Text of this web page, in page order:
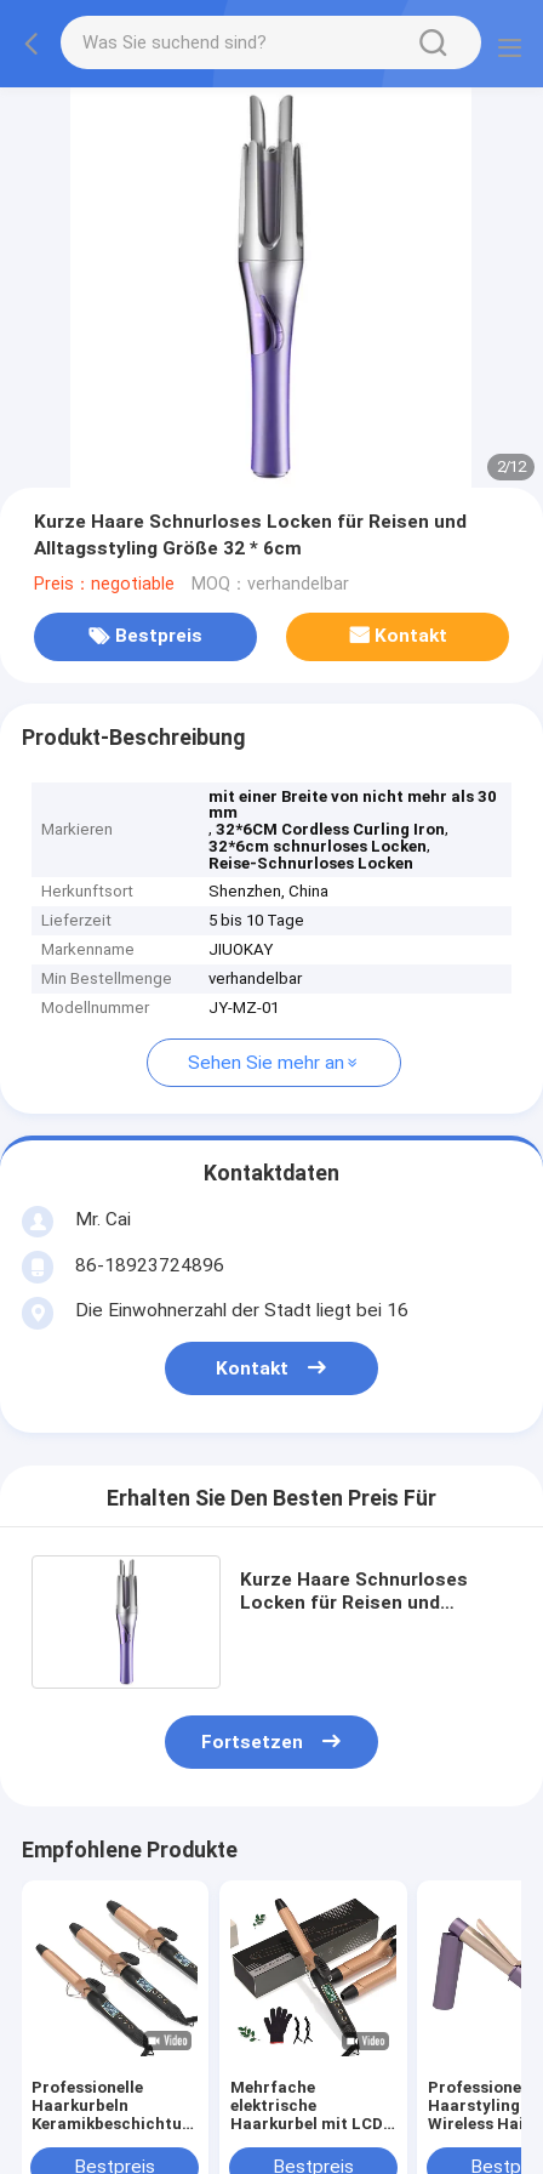
2/12
Kurze Haare Schnurloses Locken für Reisen und
Alltagsstyling Größe 32 * 6cm
Preis：negotiable MOQ：verhandelbar
Bestpreis Kontakt
Produkt-Beschreibung
Markieren
mit einer Breite von nicht mehr als 30
mm
,32*6CM Cordless Curling Iron,
32*6cm schnurloses Locken,
Reise-Schnurloses Locken
Herkunftsort
Shenzhen, China
Lieferzeit
5 bis 10 Tage
Markenname
JIUOKAY
Min Bestellmenge
verhandelbar
Modellnummer
JY-MZ-01
Sehen Sie mehr an
Kontaktdaten
Mr. Cai
86-18923724896
Die Einwohnerzahl der Stadt liegt bei 16
Kontakt
Erhalten Sie Den Besten Preis Für
Kurze Haare Schnurloses
Locken für Reisen und
Fortsetzen
Empfohlene Produkte
Professionelle
Haarkurbeln
Keramikbeschichtung
Heizung Portable
Bestpreis
Mehrfache
elektrische
Haarkurbel mit LCD-
drehbarem Kabel DC-
Bestpreis
Haarstyling-
Wireless Hair